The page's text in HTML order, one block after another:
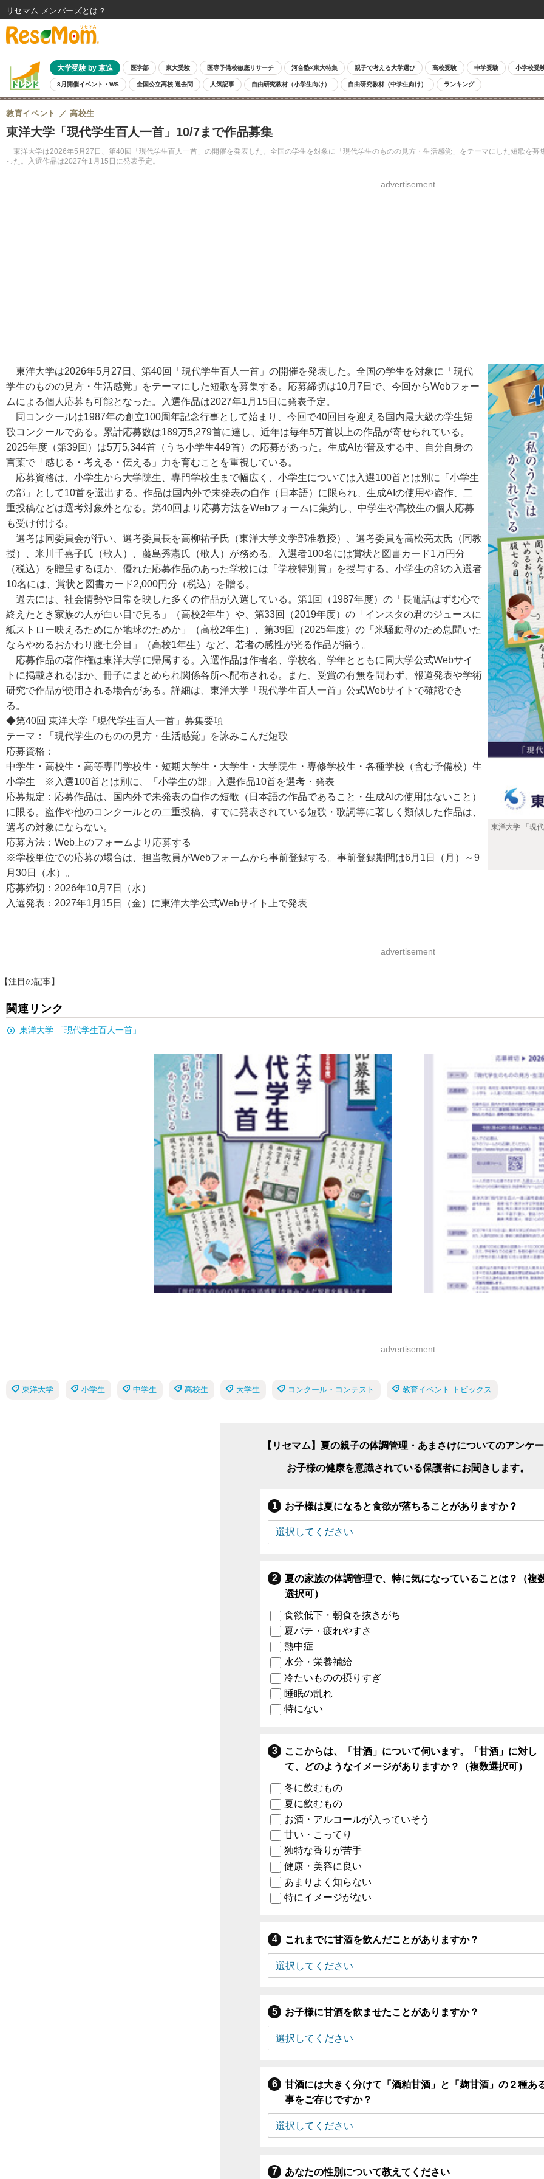
大学受験 by 東進 医学部 東大受験 医専予備校徹底リサーチ 河合塾×東大特集 親子で考える大学選び 高校受験 中学受験 小学校受
8月開催イベント・WS 全国公立高校 過去問 人気記事 自由研究教材（小学生向け） 自由研究教材（中学生向け） ランキング
東洋大学「現代学生百人一首」10/7まで作品募集
東洋大学は2026年5月27日、第40回「現代学生百人一首」の開催を発表した。全国の学生を対象に「現代学生のものの見方・生活感覚」をテーマにした短歌を
った。入選作品は2027年1月15日に発表予定。
教育イベント 高校生
advertisement
東洋大学 「現
東洋大学は2026年5月27日、第40回「現代学生百人一首」の開催を発表した。全国の学生を対象に「現代
学生のものの見方・生活感覚」をテーマにした短歌を募集する。応募締切は10月7日で、今回からWebフォー
ムによる個人応募も可能となった。入選作品は2027年1月15日に発表予定。
同コンクールは1987年の創立100周年記念行事として始まり、今回で40回目を迎える国内最大級の学生短
歌コンクールである。累計応募数は189万5,279首に達し、近年は毎年5万首以上の作品が寄せられている。
2025年度（第39回）は5万5,344首（うち小学生449首）の応募があった。生成AIが普及する中、自分自身の
言葉で「感じる・考える・伝える」力を育むことを重視している。
応募資格は、小学生から大学院生、専門学校生まで幅広く、小学生については入選100首とは別に「小学生
の部」として10首を選出する。作品は国内外で未発表の自作（日本語）に限られ、生成AIの使用や盗作、二
重投稿などは選考対象外となる。第40回より応募方法をWebフォームに集約し、中学生や高校生の個人応募
も受け付ける。
選考は同委員会が行い、選考委員長を高柳祐子氏（東洋大学文学部准教授）、選考委員を高松亮太氏（同教
授）、米川千嘉子氏（歌人）、藤島秀憲氏（歌人）が務める。入選者100名には賞状と図書カード1万円分
（税込）を贈呈するほか、優れた応募作品のあった学校には「学校特別賞」を授与する。小学生の部の入選者
10名には、賞状と図書カード2,000円分（税込）を贈る。
過去には、社会情勢や日常を映した多くの作品が入選している。第1回（1987年度）の「長電話はずむ心で
終えたとき家族の人が白い目で見る」（高校2年生）や、第33回（2019年度）の「インスタの君のジュースに
紙ストロー映えるためにか地球のためか」（高校2年生）、第39回（2025年度）の「米騒動母のため息聞いた
ならやめるおかわり腹七分目」（高校1年生）など、若者の感性が光る作品が揃う。
応募作品の著作権は東洋大学に帰属する。入選作品は作者名、学校名、学年とともに同大学公式Webサイ
トに掲載されるほか、冊子にまとめられ関係各所へ配布される。また、受賞の有無を問わず、報道発表や学術
研究で作品が使用される場合がある。詳細は、東洋大学「現代学生百人一首」公式Webサイトで確認でき
る。
◆第40回 東洋大学「現代学生百人一首」募集要項
テーマ：「現代学生のものの見方・生活感覚」を詠みこんだ短歌
応募資格：
中学生・高校生・高等専門学校生・短期大学生・大学生・大学院生・専修学校生・各種学校（含む予備校）生
小学生 ※入選100首とは別に、「小学生の部」入選作品10首を選考・発表
応募規定：応募作品は、国内外で未発表の自作の短歌（日本語の作品であること・生成AIの使用はないこと）
に限る。盗作や他のコンクールとの二重投稿、すでに発表されている短歌・歌詞等に著しく類似した作品は、
選考の対象にならない。
応募方法：Web上のフォームより応募する
※学校単位での応募の場合は、担当教員がWebフォームから事前登録する。事前登録期間は6月1日（月）～9
月30日（水）。
応募締切：2026年10月7日（水）
入選発表：2027年1月15日（金）に東洋大学公式Webサイト上で発表
advertisement
【注目の記事】
関連リンク
東洋大学 「現代学生百人一首」
advertisement
東洋大学 小学生 中学生 高校生 大学生 コンクール・コンテスト 教育イベント トピックス
【リセマム】夏の親子の体調管理・あまさけについてのアンケ
お子様の健康を意識されている保護者にお聞きします。
お子様は夏になると食欲が落ちることがありますか？
夏の家族の体調管理で、特に気になっていることは？（複
選択可）
食欲低下・朝食を抜きがち
夏バテ・疲れやすさ
熱中症
水分・栄養補給
冷たいものの摂りすぎ
睡眠の乱れ
特にない
ここからは、「甘酒」について伺います。「甘酒」に対し
て、どのようなイメージがありますか？（複数選択可）
冬に飲むもの
夏に飲むもの
お酒・アルコールが入っていそう
甘い・こってり
独特な香りが苦手
健康・美容に良い
あまりよく知らない
特にイメージがない
これまでに甘酒を飲んだことがありますか？
お子様に甘酒を飲ませたことがありますか？
甘酒には大きく分けて「酒粕甘酒」と「麹甘酒」の２種あ
事をご存じですか？
あなたの性別について教えてください
リセマム メンバーズ